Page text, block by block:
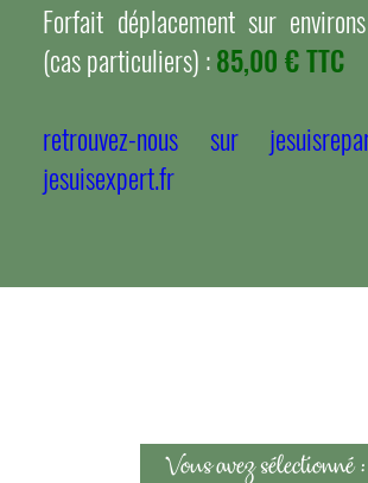
Forfait déplacement sur
(cas particuliers) :85,00 € TTC
retrouvez-nous sur
jesuisexpert.fr
Vous avez sélectionné :